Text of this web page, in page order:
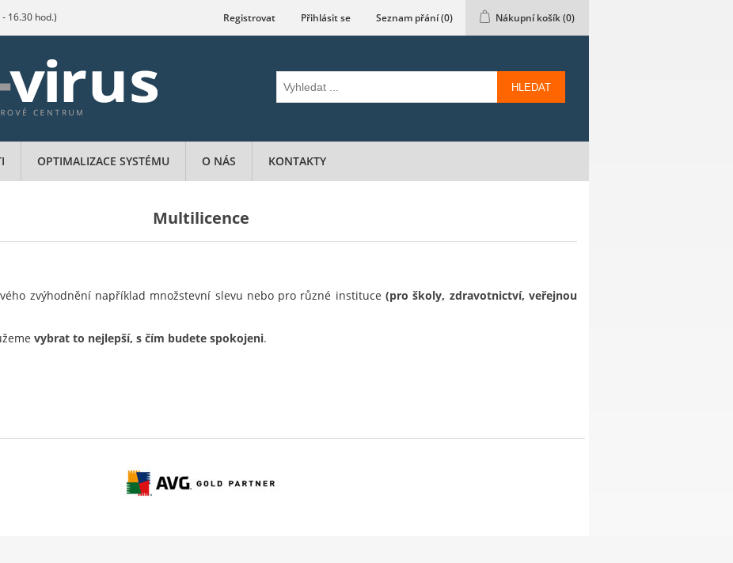
- 16.30 hod.) Registrovat Přihlásit se Seznam přání(0) Nákupní košík(0)
HLEDAT
OPTIMALIZACE SYSTÉMU O NÁS KONTAKTY
Multilicence
zvýhodnění například množstevní slevu nebo pro různé instituce(pro školy, zdravotnictví, veřejnou
vybrat to nejlepší, s čím budete spokojeni.